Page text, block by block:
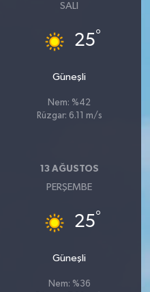
SALI
25°
Güneşli
Nem: %42
Rüzgar: 6.11 m/s
13 AĞUSTOS
PERŞEMBE
25°
Güneşli
Nem: %36